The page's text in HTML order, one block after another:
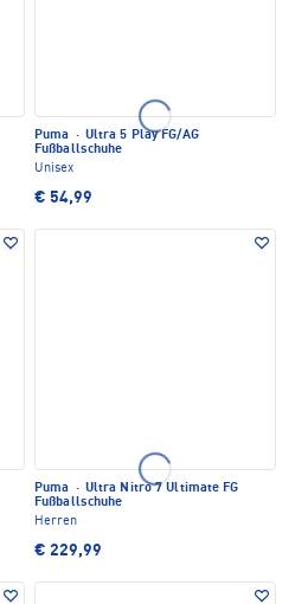
Puma · Ultra 5 Play FG/AG
Fußballschuhe
Unisex
€ 54,99
Puma · Ultra Nitro 7 Ultimate FG
Fußballschuhe
Herren
€ 229,99